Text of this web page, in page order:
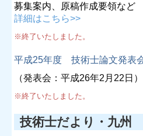
募集案内、原稿作成要領など
詳細はこちら>>
※終了いたしました。
平成25年度 技術士論文発表
（発表会：平成26年2月22日）
※終了いたしました。
技術士だより・九州